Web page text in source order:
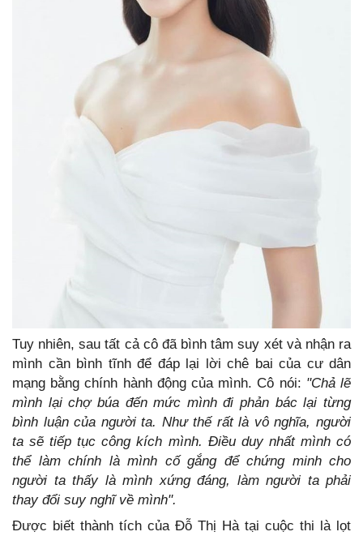
Tuy nhiên, sau tất cả cô đã bình tâm suy xét và nhận ra
mình cần bình tĩnh để đáp lại lời chê bai của cư dân
mạng bằng chính hành động của mình. Cô nói: "Chả lẽ
mình lại chợ búa đến mức mình đi phản bác lại từng
bình luận của người ta. Như thế rất là vô nghĩa, người
ta sẽ tiếp tục công kích mình. Điều duy nhất mình có
thể làm chính là mình cố gắng để chứng minh cho
người ta thấy là mình xứng đáng, làm người ta phải
thay đổi suy nghĩ về mình".
Được biết thành tích của Đỗ Thị Hà tại cuộc thi là lọt